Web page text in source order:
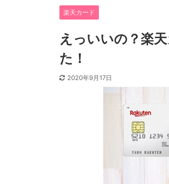
楽天カード
えっいいの？楽
た！
2020年9月17日